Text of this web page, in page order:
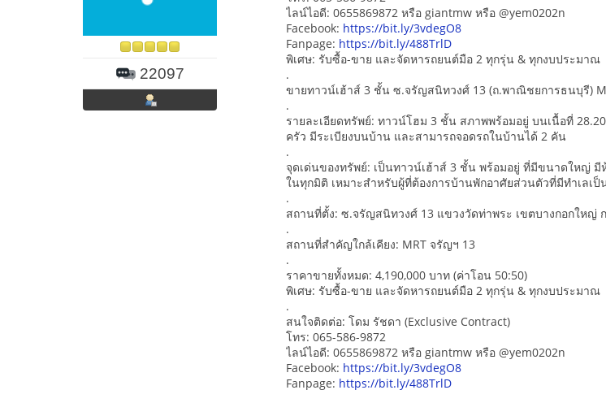
22097
ไลน์ไอดี: 0655869872 หรือ giantmw หรือ @yem0202n
Facebook: https://bit.ly/3vdegO8
Fanpage: https://bit.ly/488TrlD
พิเศษ: รับซื้อ-ขาย และจัดหารถยนต์มือ 2 ทุกรุ่น & ทุกงบประมาณ
.
ขายทาวน์เฮ้าส์ 3 ชั้น ซ.จรัญสนิทวงศ์ 13 (ถ.พาณิชยการธนบุรี)
.
รายละเอียดทรัพย์: ทาวน์โฮม 3 ชั้น สภาพพร้อมอยู่ บนเนื้อที่
ครัว มีระเบียงบนบ้าน และสามารถจอดรถในบ้านได้ 2 คัน
.
จุดเด่นของทรัพย์: เป็นทาวน์เฮ้าส์ 3 ชั้น พร้อมอยู่ ที่มีขนาดใหญ่
ในทุกมิติ เหมาะสำหรับผู้ที่ต้องการบ้านพักอาศัยส่วนตัวที่มีทำเลเ
.
สถานที่ตั้ง: ซ.จรัญสนิทวงศ์ 13 แขวงวัดท่าพระ เขตบางกอกใหญ่
.
สถานที่สำคัญใกล้เคียง: MRT จรัญฯ 13
.
ราคาขายทั้งหมด: 4,190,000 บาท (ค่าโอน 50:50)
พิเศษ: รับซื้อ-ขาย และจัดหารถยนต์มือ 2 ทุกรุ่น & ทุกงบประมาณ
.
สนใจติดต่อ: โดม รัชดา (Exclusive Contract)
โทร: 065-586-9872
ไลน์ไอดี: 0655869872 หรือ giantmw หรือ @yem0202n
Facebook: https://bit.ly/3vdegO8
Fanpage: https://bit.ly/488TrlD